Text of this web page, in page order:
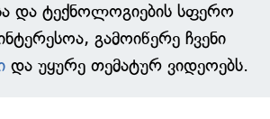
და ტექნოლოგიების სფერო
გამოიწერე ჩვენი
და უყურე თემატურ ვიდეოებს.